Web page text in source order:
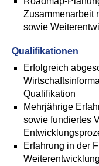
Zusammenarbeit
sowie
Qualifikationen
Erfolgreich
Qualifikation
Mehrjährige
sowie fundiertes
Erfahrung in der